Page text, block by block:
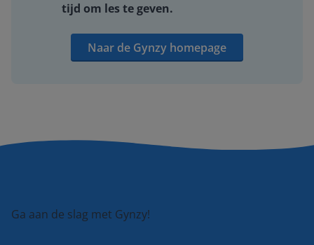
tijd om les te geven.
Naar de Gynzy homepage
Ga aan de slag met Gynzy!